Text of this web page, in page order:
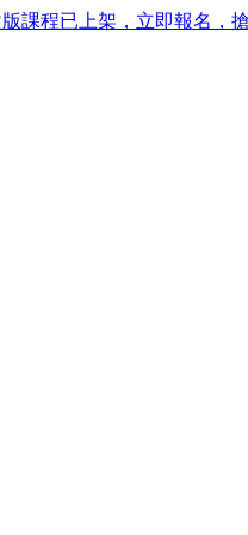
課程已上架，立即報名，